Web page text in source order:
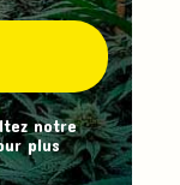
notre
plus